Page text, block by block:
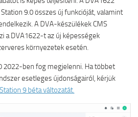
9.0 összes új funkcióját, valamint
A DVA-készülékek CMS
a DVA1622-t az új képességek
környezetek esetén.
2022-ben fog megjelenni. Ha többet
esetleges újdonságairól, kérjük
9 béta változatát.